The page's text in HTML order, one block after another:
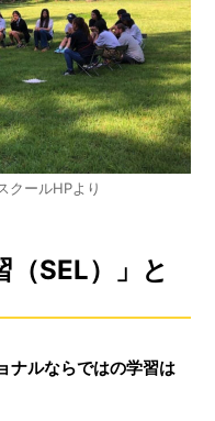
クールHPより
（SEL）」と
ナルならではの学習は